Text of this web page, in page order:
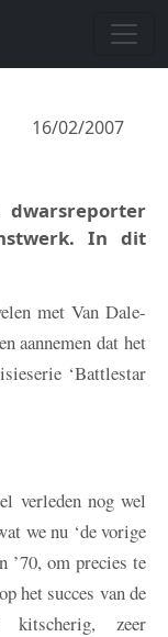
16/02/2007
In dit
met Van Dale-
aannemen dat het
‘Battlestar
verleden nog wel
we nu ‘de vorige
’70, om precies te
het succes van de
zeer